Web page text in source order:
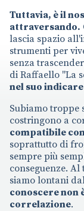
Tuttavia, è il
attraversando.
lascia spazio
strumenti per
senza
di Raffaello "La
nel suo
Subiamo troppe
costringono a
compatibile
soprattutto di
sempre più
conseguenze.
siamo lontani
conoscere non
correlazione.